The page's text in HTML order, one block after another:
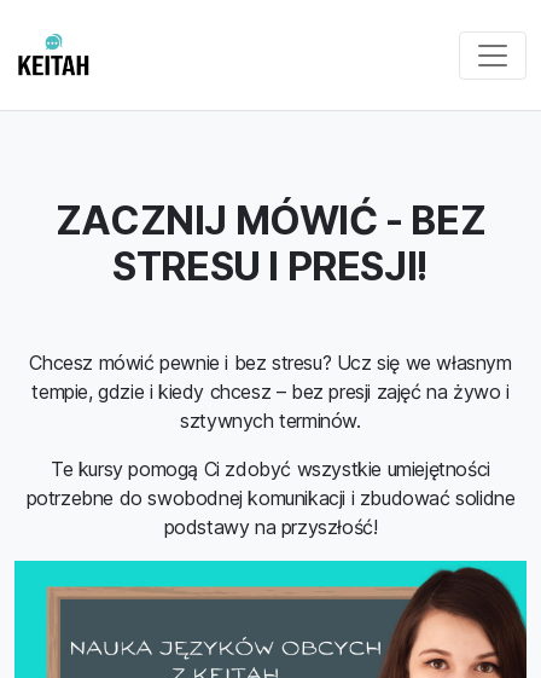
ZACZNIJ MÓWIĆ - BEZ
STRESU I PRESJI!
Chcesz mówić pewnie i bez stresu? Ucz się we własnym
tempie, gdzie i kiedy chcesz – bez presji zajęć na żywo i
sztywnych terminów.
Te kursy pomogą Ci zdobyć wszystkie umiejętności
potrzebne do swobodnej komunikacji i zbudować solidne
podstawy na przyszłość!